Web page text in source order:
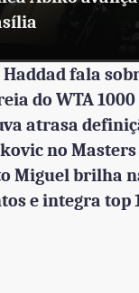
do
Haddad fala
do WTA 1000
atrasa
no Masters
Miguel brilha
e integra top